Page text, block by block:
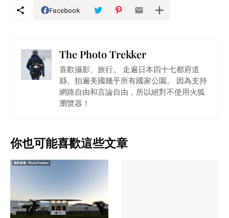
Facebook
The Photo Trekker
喜歡攝影、旅行。 走遍日本四十七都府道
縣、拍遍美國幾乎所有國家公園。 因為支持
網路自由和言論自由，所以絕對不使用火狐
瀏覽器！
你也可能喜歡這些文章